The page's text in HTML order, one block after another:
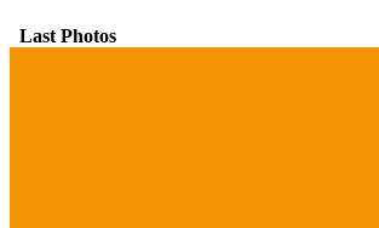
Last Photos